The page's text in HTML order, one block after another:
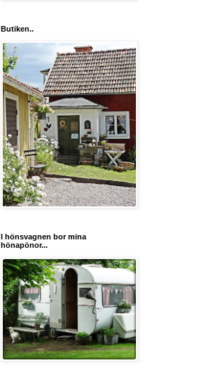
Butiken..
I hönsvagnen bor mina
hönapönor...